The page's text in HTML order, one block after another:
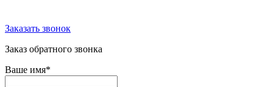
Заказать звонок
Заказ обратного звонка
Ваше имя*